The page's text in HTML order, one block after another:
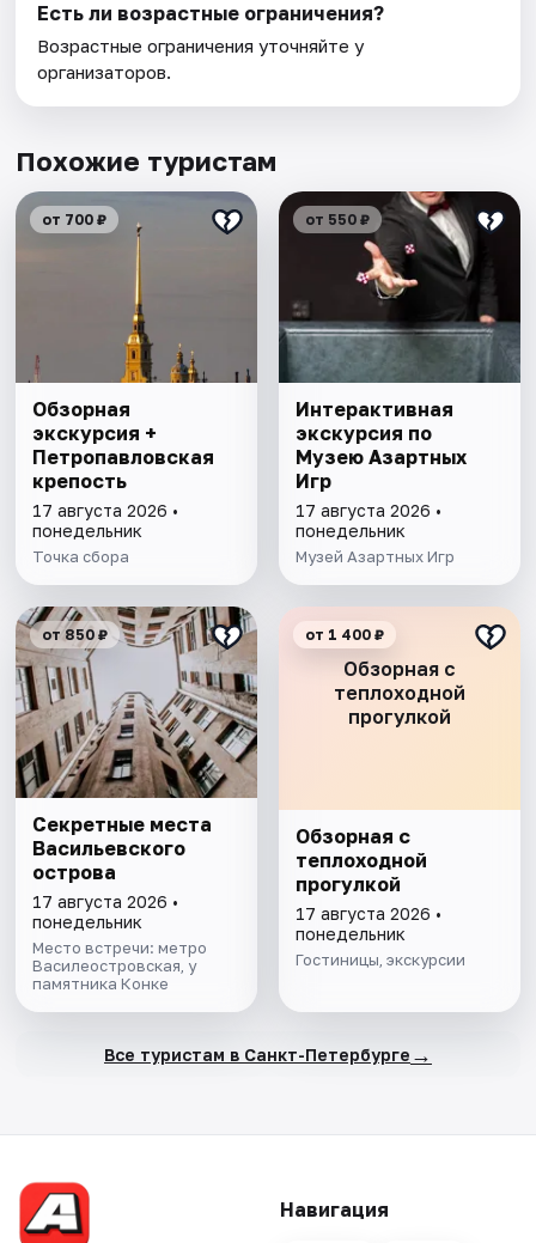
Есть ли возрастные ограничения?
Возрастные ограничения уточняйте у
организаторов.
Похожие туристам
от 700 ₽
Обзорная
экскурсия +
Петропавловская
крепость
17 августа 2026 •
понедельник
Точка сбора
от 550 ₽
Интерактивная
экскурсия по
Музею Азартных
Игр
17 августа 2026 •
понедельник
Музей Азартных Игр
от 850 ₽
Секретные места
Васильевского
острова
17 августа 2026 •
понедельник
Место встречи: метро
Василеостровская, у
памятника Конке
Обзорная с
теплоходной
прогулкой
от 1 400 ₽
Обзорная с
теплоходной
прогулкой
17 августа 2026 •
понедельник
Гостиницы, экскурсии
Все туристам в Санкт-Петербурге →
Навигация